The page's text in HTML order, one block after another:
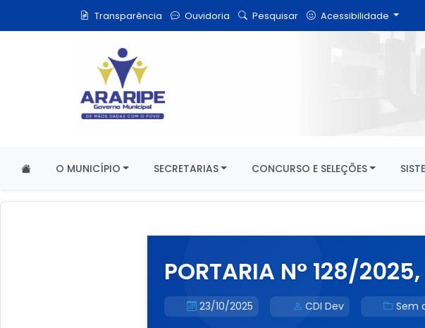
Transparência Ouvidoria Pesquisar Acessibilidade
O MUNICÍPIO SECRETARIAS CONCURSO E SELEÇÕES
PORTARIA N° 128/
23/10/2025 CDI Dev Sem